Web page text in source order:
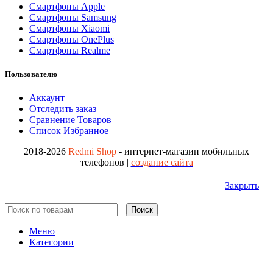
Смартфоны Apple
Смартфоны Samsung
Смартфоны Xiaomi
Смартфоны OnePlus
Смартфоны Realme
Пользователю
Аккаунт
Отследить заказ
Сравнение Товаров
Список Избранное
2018-2026 Redmi Shop - интернет-магазин мобильных
телефонов | создание сайта
Закрыть
Поиск
Меню
Категории